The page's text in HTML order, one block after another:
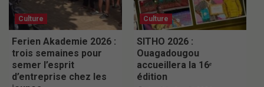
Culture
Ferien Akademie 2026 :
trois semaines pour
semer l’esprit
d’entreprise chez les
Culture
SITHO 2026 :
Ouagadougou
accueillera la 16ᵉ
édition